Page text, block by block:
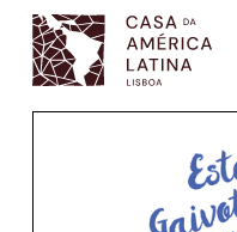
Skip
main